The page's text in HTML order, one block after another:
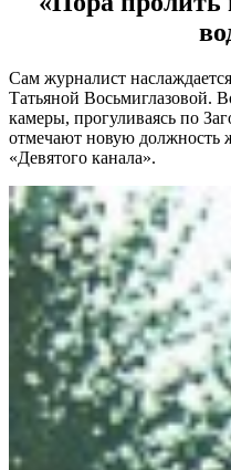
Сам журналист
Татьяной Восьмиглазовой.
камеры, прогуливаясь по
отмечают новую
«Девятого канала».